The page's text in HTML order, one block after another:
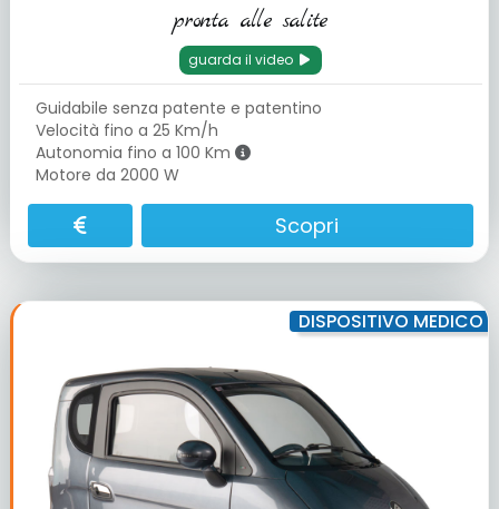
pronta alle salite
guarda il video
Guidabile senza patente e patentino
Velocità fino a 25 Km/h
Autonomia fino a 100 Km
Motore da 2000 W
Scopri
DISPOSITIVO MEDICO